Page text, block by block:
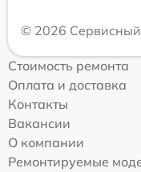
© 2026
Стоимость ремонта
Оплата и доставка
Контакты
Вакансии
О компании
Ремонтируемые